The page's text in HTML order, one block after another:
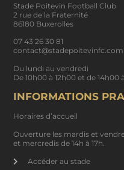
Stade Poitevin Football Club
2 rue de la Fraternité
86180 Buxerolles
07 43 26 30 81
contact@stadepoitevinfc.com
Du lundi au vendredi
De 10h00 à 12h00 et de 14h00
INFORMATIONS
Horaires d’accueil
Ouverture les mardis et
et mercredis de 14h à 17h.
Accéder au stade